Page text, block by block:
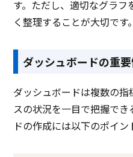
す。ただし、適切なグラ
く整理することが大切です。
ダッシュボードの重
ダッシュボードは複数の
スの状況を一目で把握で
ドの作成には以下のポイン